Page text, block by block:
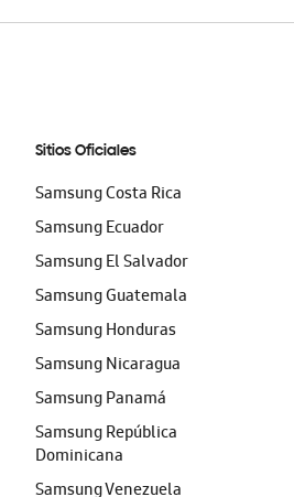
Sitios Oficiales
Samsung Costa Rica
Samsung Ecuador
Samsung El Salvador
Samsung Guatemala
Samsung Honduras
Samsung Nicaragua
Samsung Panamá
Samsung República
Dominicana
Samsung Venezuela